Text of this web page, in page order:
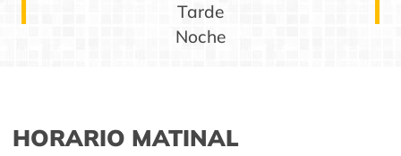
Tarde
Noche
HORARIO MATINAL